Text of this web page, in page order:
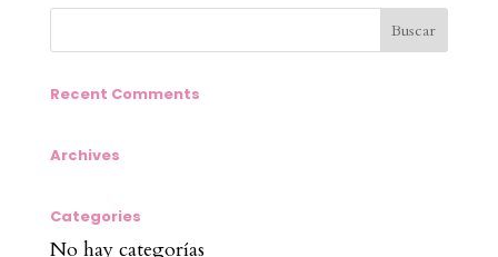
Recent Comments
Archives
Categories
No hay categorías